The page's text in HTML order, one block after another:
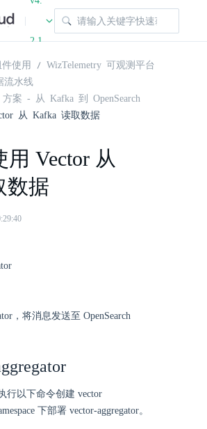
|
2.1
使用
WizTelemetry 可观测平台
流水线
案 - 从 Kafka 到 OpenSearch
从 Kafka 读取数据
Vector 从
数据
，将消息发送至 OpenSearch
行以下命令创建 vector
下部署 vector-aggregator。